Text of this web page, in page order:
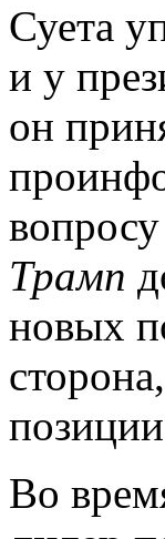
Суета
и у
он
Трамп
новых
Во